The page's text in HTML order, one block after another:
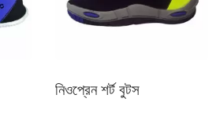
নিওপ্রেন শর্ট বুটস